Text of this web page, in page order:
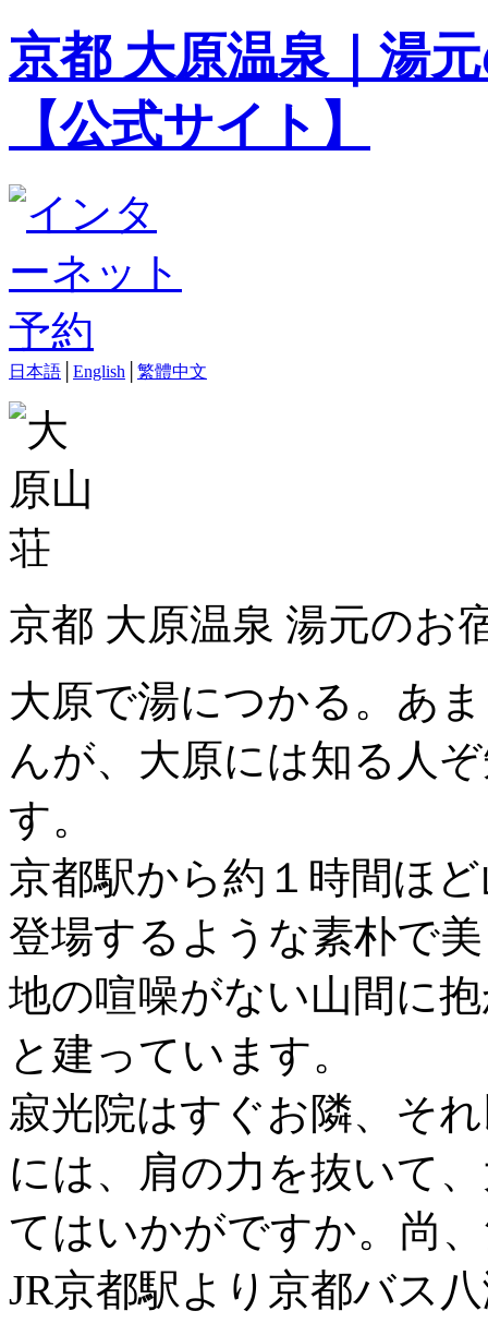
京都 大原温泉｜湯
【公式サイト】
日本語 English 繁體中文
京都 大原温泉 湯元の
大原で湯につかる。あ
んが、大原には知る人
す。
京都駅から約１時間ほ
登場するような素朴で
地の喧噪がない山間に
と建っています。
寂光院はすぐお隣、そ
には、肩の力を抜いて
てはいかがですか。尚
JR京都駅より京都バス